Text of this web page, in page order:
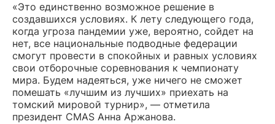
«Это единственно возможное решение в
создавшихся условиях. К лету следующего года,
когда угроза пандемии уже, вероятно, сойдет на
нет, все национальные подводные федерации
смогут провести в спокойных и равных условиях
свои отборочные соревнования к чемпионату
мира. Будем надеяться, уже ничего не сможет
помешать «лучшим из лучших» приехать на
томский мировой турнир», — отметила
президент СMAS Анна Аржанова.